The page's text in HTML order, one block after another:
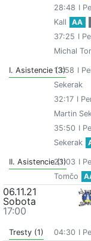
28:48 I
Kall
AA
37:25 I
Michal
I. Asistencie (3)
13:58 I
Sekerak
32:17 I
Martin
35:50 I
Sekerak
II. Asistencie (1)
23:03 I
Tomčo
06.11.21
Sobota
17:00
Tresty (1) 04:30 I